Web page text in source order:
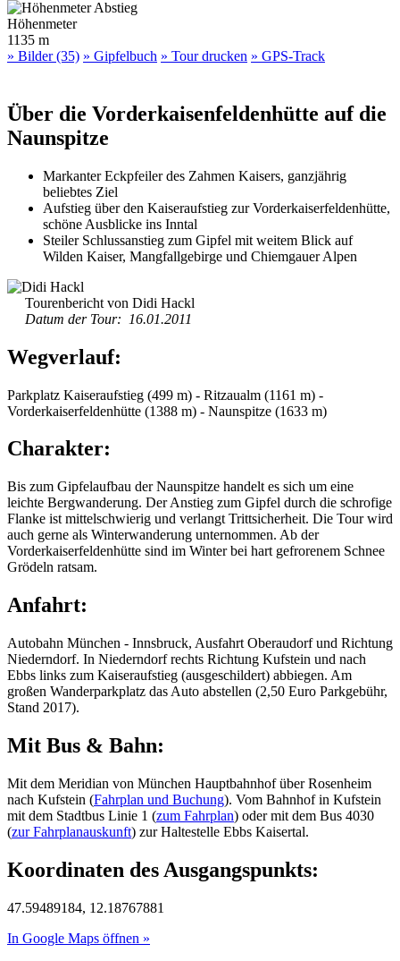
Höhenmeter
1135 m
» Bilder (35) » Gipfelbuch » Tour drucken » GPS-Track
Über die Vorderkaisenfeldenhütte auf die
Naunspitze
Markanter Eckpfeiler des Zahmen Kaisers, ganzjährig
beliebtes Ziel
Aufstieg über den Kaiseraufstieg zur Vorderkaiserfeldenhütte,
schöne Ausblicke ins Inntal
Steiler Schlussanstieg zum Gipfel mit weitem Blick auf
Wilden Kaiser, Mangfallgebirge und Chiemgauer Alpen
Tourenbericht von Didi Hackl
Datum der Tour: 16.01.2011
Wegverlauf:
Parkplatz Kaiseraufstieg (499 m) - Ritzaualm (1161 m) -
Vorderkaiserfeldenhütte (1388 m) - Naunspitze (1633 m)
Charakter:
Bis zum Gipfelaufbau der Naunspitze handelt es sich um eine
leichte Bergwanderung. Der Anstieg zum Gipfel durch die schrofige
Flanke ist mittelschwierig und verlangt Trittsicherheit. Die Tour wird
auch gerne als Winterwanderung unternommen. Ab der
Vorderkaiserfeldenhütte sind im Winter bei hart gefrorenem Schnee
Grödeln ratsam.
Anfahrt:
Autobahn München - Innsbruck, Ausfahrt Oberaudorf und Richtung
Niederndorf. In Niederndorf rechts Richtung Kufstein und nach
Ebbs links zum Kaiseraufstieg (ausgeschildert) abbiegen. Am
großen Wanderparkplatz das Auto abstellen (2,50 Euro Parkgebühr,
Stand 2017).
Mit Bus & Bahn:
Mit dem Meridian von München Hauptbahnhof über Rosenheim
nach Kufstein (Fahrplan und Buchung). Vom Bahnhof in Kufstein
mit dem Stadtbus Linie 1 (zum Fahrplan) oder mit dem Bus 4030
(zur Fahrplanauskunft) zur Haltestelle Ebbs Kaisertal.
Koordinaten des Ausgangspunkts:
47.59489184, 12.18767881
In Google Maps öffnen »